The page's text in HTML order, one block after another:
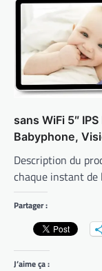
sans WiFi 5″
Babyphone,
Description du
chaque instant de
Partager :
J’aime ça :